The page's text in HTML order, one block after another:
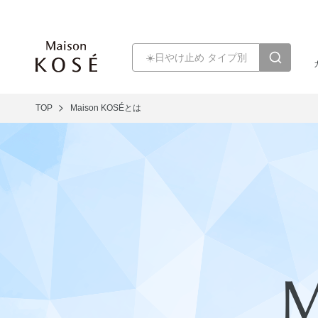
TOP Maison KOSÉとは